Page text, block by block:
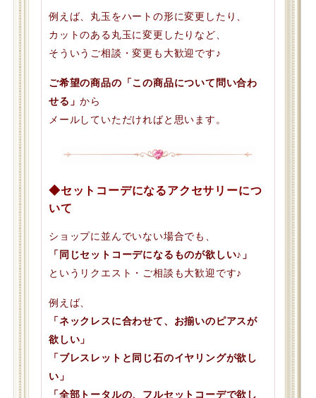
例えば、丸玉をハートの形に変更したり、
カットのある丸玉に変更したりなど、
そういうご相談・変更も大歓迎です♪
ご希望の商品の「この商品について問い合わ
せる」から
メールしていただければと思います。
◆セットコーデになるアクセサリーにつ
いて
ショップに並んでいない場合でも、
「同じセットコーデになるものが欲しい♪」
というリクエスト・ご相談も大歓迎です♪
例えば、
「ネックレスに合わせて、お揃いのピアスが
欲しい」
「ブレスレットと同じ石のイヤリングが欲し
い」
「全部トータルの、フルセットコーデで欲し